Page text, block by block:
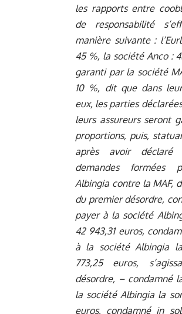
les rapports entre
de responsabilité
manière suivante :
45 %, la société Anco :
garanti par la société
10 %, dit que dans
eux, les parties
leurs assureurs seront
proportions, puis,
après avoir déclaré
demandes formées
Albingia contre la MAF,
du premier désordre,
payer à la société
42 943,31 euros,
à la société Albingia
773,25 euros,
désordre, – condamné
la société Albingia la
euros, condamné in